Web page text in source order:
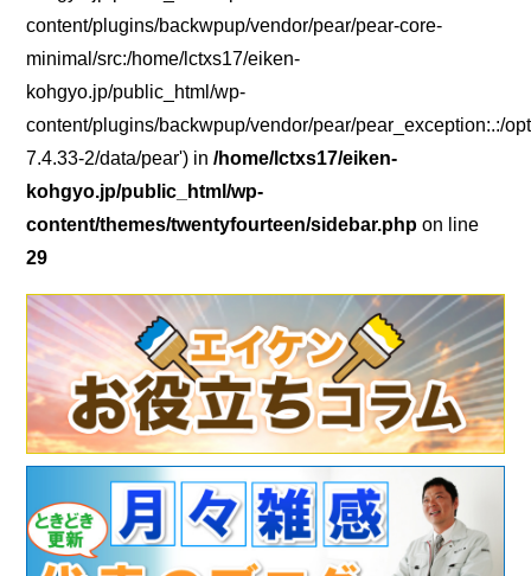
content/plugins/backwpup/vendor/pear/pear-core-
minimal/src:/home/lctxs17/eiken-
kohgyo.jp/public_html/wp-
content/plugins/backwpup/vendor/pear/pear_exception:.:/
7.4.33-2/data/pear') in/home/lctxs17/eiken-
kohgyo.jp/public_html/wp-
content/themes/twentyfourteen/sidebar.php on line
29